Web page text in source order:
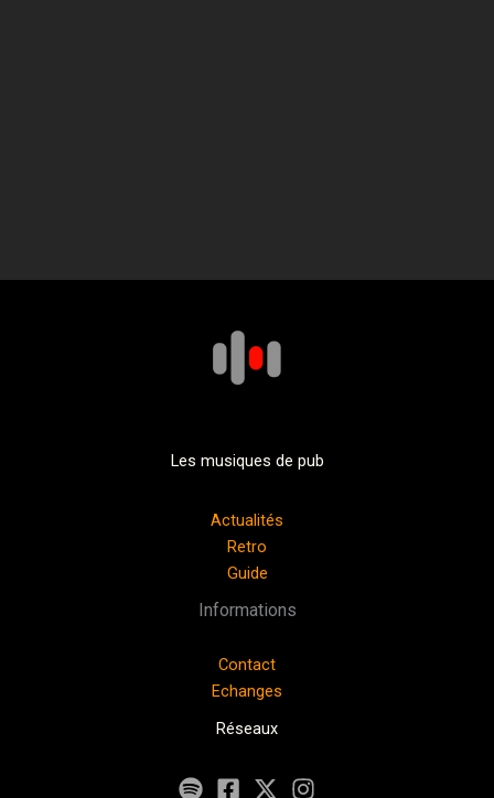
Les musiques de pub
Actualités
Retro
Guide
Informations
Contact
Echanges
Réseaux